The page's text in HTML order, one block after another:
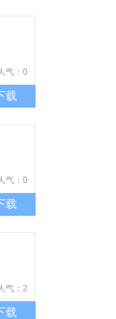
气：0
载
气：0
载
气：2
载